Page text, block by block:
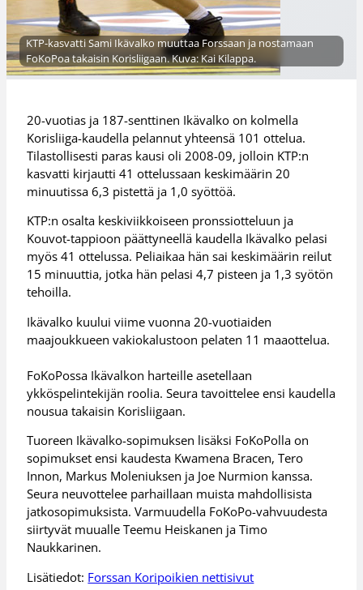
KTP-kasvatti Sami Ikävalko muuttaa Forssaan ja nostamaan
FoKoPoa takaisin Korisliigaan. Kuva: Kai Kilappa.
20-vuotias ja 187-senttinen Ikävalko on kolmella
Korisliiga-kaudella pelannut yhteensä 101 ottelua.
Tilastollisesti paras kausi oli 2008-09, jolloin KTP:n
kasvatti kirjautti 41 ottelussaan keskimäärin 20
minuutissa 6,3 pistettä ja 1,0 syöttöä.
KTP:n osalta keskiviikkoiseen pronssiotteluun ja
Kouvot-tappioon päättyneellä kaudella Ikävalko pelasi
myös 41 ottelussa. Peliaikaa hän sai keskimäärin reilut
15 minuuttia, jotka hän pelasi 4,7 pisteen ja 1,3 syötön
tehoilla.
Ikävalko kuului viime vuonna 20-vuotiaiden
maajoukkueen vakiokalustoon pelaten 11 maaottelua.
FoKoPossa Ikävalkon harteille asetellaan
ykköspelintekijän roolia. Seura tavoittelee ensi kaudella
nousua takaisin Korisliigaan.
Tuoreen Ikävalko-sopimuksen lisäksi FoKoPolla on
sopimukset ensi kaudesta Kwamena Bracen, Tero
Innon, Markus Moleniuksen ja Joe Nurmion kanssa.
Seura neuvottelee parhaillaan muista mahdollisista
jatkosopimuksista. Varmuudella FoKoPo-vahvuudesta
siirtyvät muualle Teemu Heiskanen ja Timo
Naukkarinen.
Lisätiedot: Forssan Koripoikien nettisivut